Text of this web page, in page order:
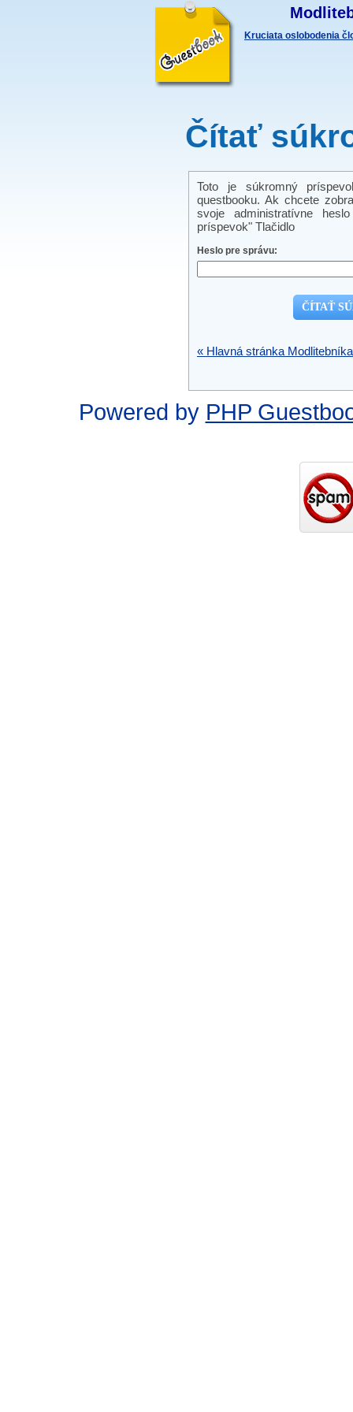
Kruciata oslobodenia
Čítať
Toto je súkromný
questbooku. Ak chcete
svoje administratívne
príspevok" Tlačidlo
Heslo pre správu:
« Hlavná stránka Modlitebníka
Powered by PHP